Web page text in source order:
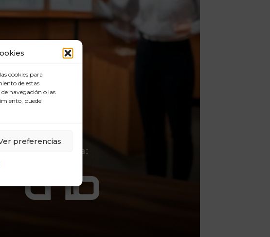
cookies para
de estas
navegación o las
puede
preferencias